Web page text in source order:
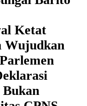
Ketat
Wujudkan
Parlemen